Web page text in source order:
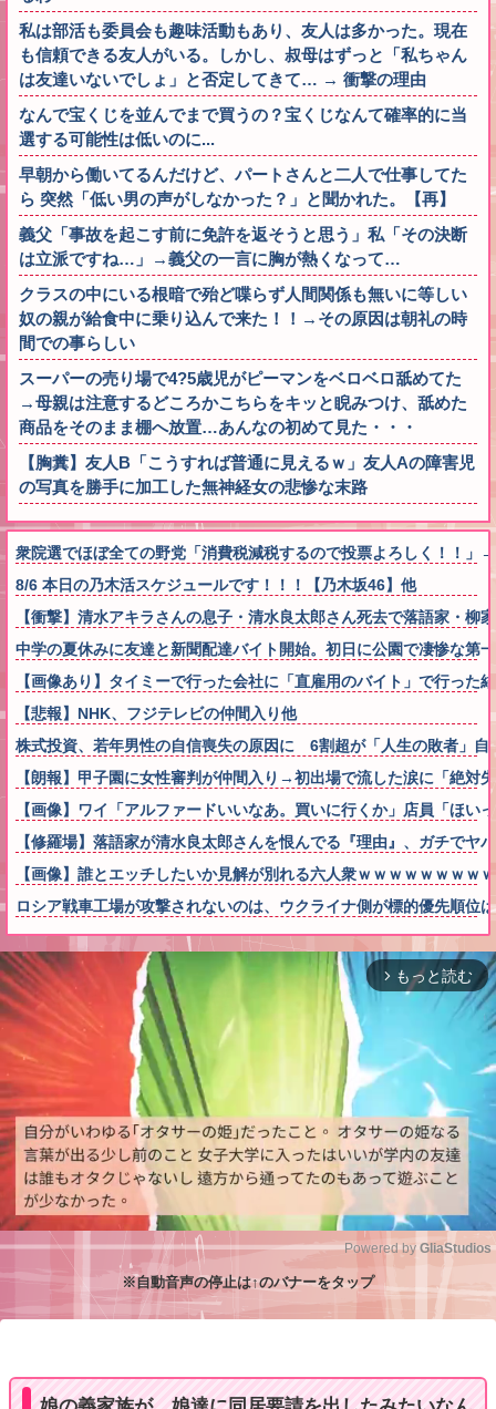
私は部活も委員会も趣味活動もあり、友人は多かった。現在
も信頼できる友人がいる。しかし、叔母はずっと「私ちゃん
は友達いないでしょ」と否定してきて… → 衝撃の理由
なんで宝くじを並んでまで買うの？宝くじなんて確率的に当
選する可能性は低いのに...
早朝から働いてるんだけど、パートさんと二人で仕事してた
ら 突然「低い男の声がしなかった？」と聞かれた。【再】
義父「事故を起こす前に免許を返そうと思う」私「その決断
は立派ですね…」→義父の一言に胸が熱くなって…
クラスの中にいる根暗で殆ど喋らず人間関係も無いに等しい
奴の親が給食中に乗り込んで来た！！→その原因は朝礼の時
間での事らしい
スーパーの売り場で4?5歳児がピーマンをベロベロ舐めてた
→母親は注意するどころかこちらをキッと睨みつけ、舐めた
商品をそのまま棚へ放置…あんなの初めて見た・・・
【胸糞】友人B「こうすれば普通に見えるｗ」友人Aの障害児
の写真を勝手に加工した無神経女の悲惨な末路
衆院選でほぼ全ての野党「消費税減税するので投票よろしく！！
8/6 本日の乃木活スケジュールです！！！【乃木坂46】他
【衝撃】清水アキラさんの息子・清水良太郎さん死去で落語家・
中学の夏休みに友達と新聞配達バイト開始。初日に公園で凄惨な
【画像あり】タイミーで行った会社に「直雇用のバイト」で行った
【悲報】NHK、フジテレビの仲間入り他
株式投資、若年男性の自信喪失の原因に 6割超が「人生の敗者」自
【朗報】甲子園に女性審判が仲間入り→初出場で流した涙に「絶対
【画像】ワイ「アルファードいいなあ。買いに行くか」店員「ほ
【修羅場】落語家が清水良太郎さんを恨んでる『理由』、ガチでヤ
【画像】誰とエッチしたいか見解が別れる六人衆ｗｗｗｗｗｗｗｗ
ロシア戦車工場が攻撃されないのは、ウクライナ側が標的優先順位
arrow_forward_ios もっと読む
M
Powered by GliaStudios
※自動音声の停止は↑のバナーをタップ